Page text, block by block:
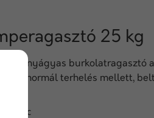
25 kg
vékonyágyas burkolatragasztó
normál terhelés mellett,